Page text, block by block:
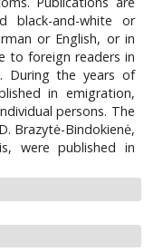
black-and-white or
or English, or in
to foreign readers in
During the years of
in emigration,
persons. The
Brazytė-Bindokienė,
were published in